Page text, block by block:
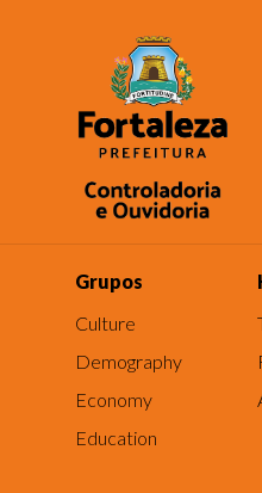
Grupos
Culture
Demography
Economy
Education